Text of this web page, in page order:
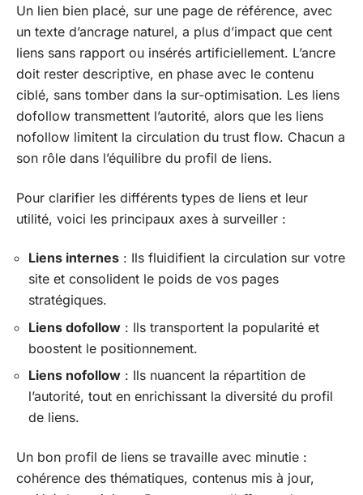
Un lien bien placé, sur une page de référence, avec
un texte d’ancrage naturel, a plus d’impact que cent
liens sans rapport ou insérés artificiellement. L’ancre
doit rester descriptive, en phase avec le contenu
ciblé, sans tomber dans la sur-optimisation. Les liens
dofollow transmettent l’autorité, alors que les liens
nofollow limitent la circulation du trust flow. Chacun a
son rôle dans l’équilibre du profil de liens.
Pour clarifier les différents types de liens et leur
utilité, voici les principaux axes à surveiller :
Liens internes : Ils fluidifient la circulation sur votre
site et consolident le poids de vos pages
stratégiques.
Liens dofollow : Ils transportent la popularité et
boostent le positionnement.
Liens nofollow : Ils nuancent la répartition de
l’autorité, tout en enrichissant la diversité du profil
de liens.
Un bon profil de liens se travaille avec minutie :
cohérence des thématiques, contenus mis à jour,